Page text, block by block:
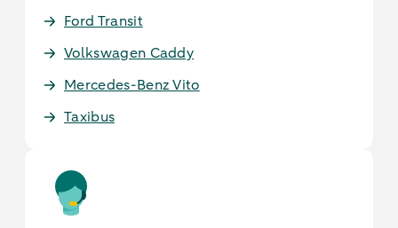
Ford Transit
Volkswagen Caddy
Mercedes-Benz Vito
Taxibus